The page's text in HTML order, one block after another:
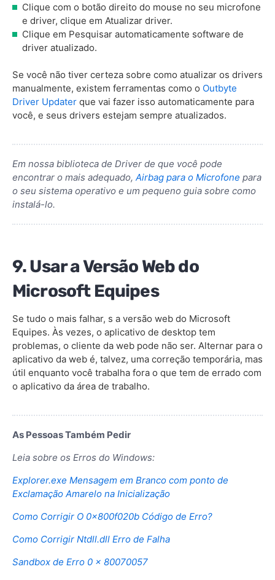
Clique com o botão direito do mouse no seu microfone
e driver, clique em Atualizar driver.
Clique em Pesquisar automaticamente software de
driver atualizado.
Se você não tiver certeza sobre como atualizar os drivers
manualmente, existem ferramentas como o Outbyte
Driver Updater que vai fazer isso automaticamente para
você, e seus drivers estejam sempre atualizados.
Em nossa biblioteca de Driver de que você pode
encontrar o mais adequado, Airbag para o Microfone para
o seu sistema operativo e um pequeno guia sobre como
instalá-lo.
9. Usar a Versão Web do
Microsoft Equipes
Se tudo o mais falhar, s a versão web do Microsoft
Equipes. Às vezes, o aplicativo de desktop tem
problemas, o cliente da web pode não ser. Alternar para o
aplicativo da web é, talvez, uma correção temporária, mas
útil enquanto você trabalha fora o que tem de errado com
o aplicativo da área de trabalho.
As Pessoas Também Pedir
Leia sobre os Erros do Windows:
Explorer.exe Mensagem em Branco com ponto de
Exclamação Amarelo na Inicialização
Como Corrigir O 0x800f020b Código de Erro?
Como Corrigir Ntdll.dll Erro de Falha
Sandbox de Erro 0 x 80070057